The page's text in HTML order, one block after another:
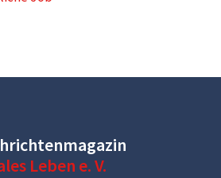
Leben e. V.